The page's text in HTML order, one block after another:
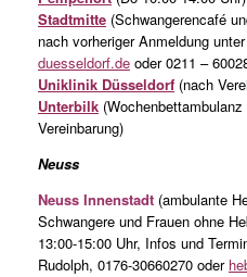
Stadtmitte (Schwangerencafé
nach vorheriger Anmeldung unter
duesseldorf.de oder 0211 –
Uniklinik Düsseldorf (nach
Unterbilk
Vereinbarung)
Neuss
Neuss Innenstadt (ambulante
Schwangere und Frauen ohne
13:00-15:00 Uhr, Infos und
Rudolph, 0176-30660270 oder